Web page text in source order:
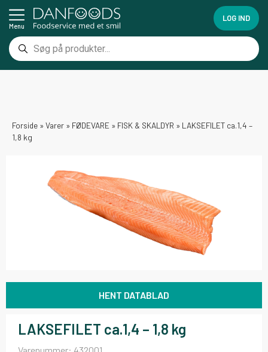
Menu
LOG IND
Forside » Varer » FØDEVARE » FISK & SKALDYR » LAKSEFILET ca.1,4 –
1,8 kg
HENT DATABLAD
LAKSEFILET ca.1,4 – 1,8 kg